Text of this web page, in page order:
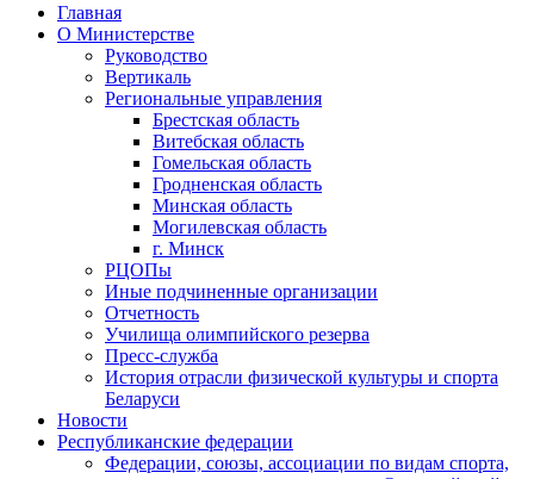
Главная
О Министерстве
Руководство
Вертикаль
Региональные управления
Брестская область
Витебская область
Гомельская область
Гродненская область
Минская область
Могилевская область
г. Минск
РЦОПы
Иные подчиненные организации
Отчетность
Училища олимпийского резерва
Пресс-служба
История отрасли физической культуры и спорта
Беларуси
Новости
Республиканские федерации
Федерации, союзы, ассоциации по видам спорта,